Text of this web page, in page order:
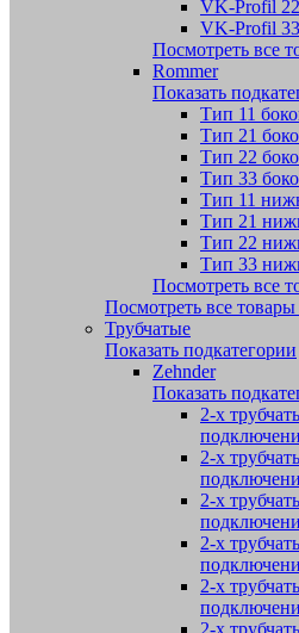
VK-Profil
VK-Profil
Посмотреть все
Rommer
Показать
Тип 11
Тип 21
Тип 22
Тип 33
Тип 11
Тип 21
Тип 22
Тип 33
Посмотреть все
Посмотреть все товары
Трубчатые
Показать подкатегории
Zehnder
Показать
2-х
2-х
2-х
2-х
2-х
2-х